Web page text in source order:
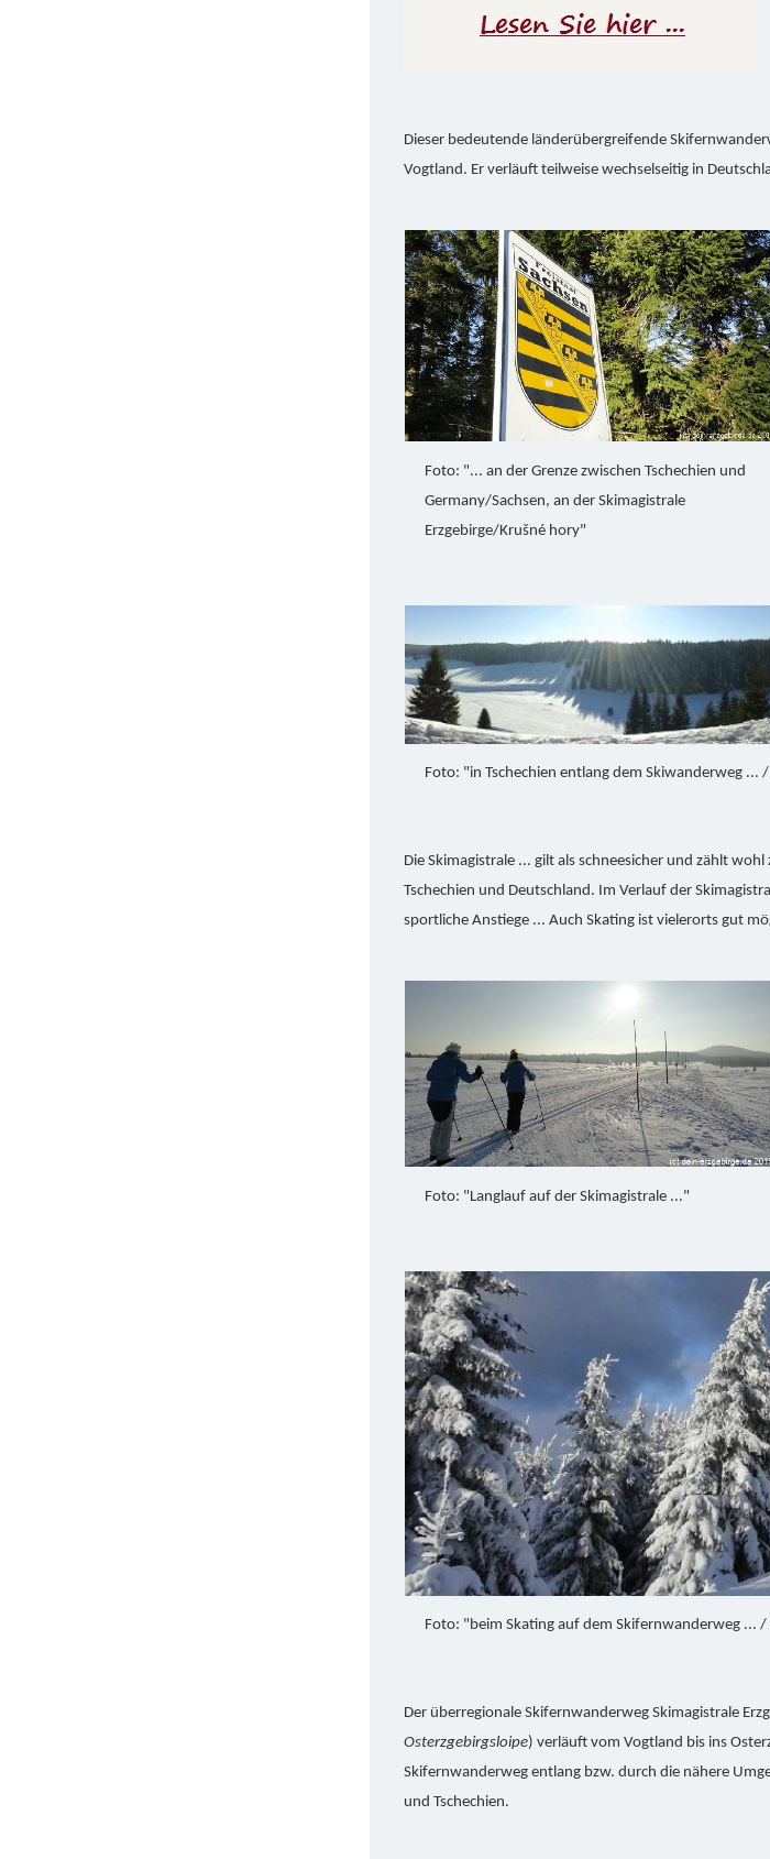
Dieser bedeutende länderübergreifende
Vogtland. Er verläuft teilweise wechselseitig in
Foto: "... an der Grenze zwischen Tschechien und
Germany/Sachsen, an der Skimagistrale
Erzgebirge/Krušné hory"
Foto: "in Tschechien entlang dem Skiwanderweg ...
Die Skimagistrale ... gilt als schneesicher und zählt
Tschechien und Deutschland. Im Verlauf der
sportliche Anstiege ... Auch Skating ist vielerorts gut
Foto: "Langlauf auf der Skimagistrale ..."
Foto: "beim Skating auf dem Skifernwanderweg ...
Der überregionale Skifernwanderweg Skimagistrale
Osterzgebirgsloipe) verläuft vom Vogtland bis ins
Skifernwanderweg entlang bzw. durch die nähere
und Tschechien.